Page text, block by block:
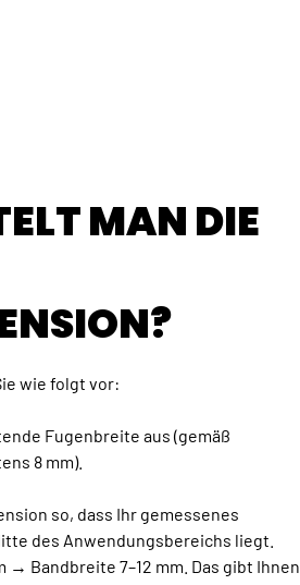
MAN DIE
wie folgt vor:
Fugenbreite aus (gemäß
8 mm).
so, dass Ihr gemessenes
des Anwendungsbereichs liegt.
→ Bandbreite 7–12 mm. Das gibt Ihnen